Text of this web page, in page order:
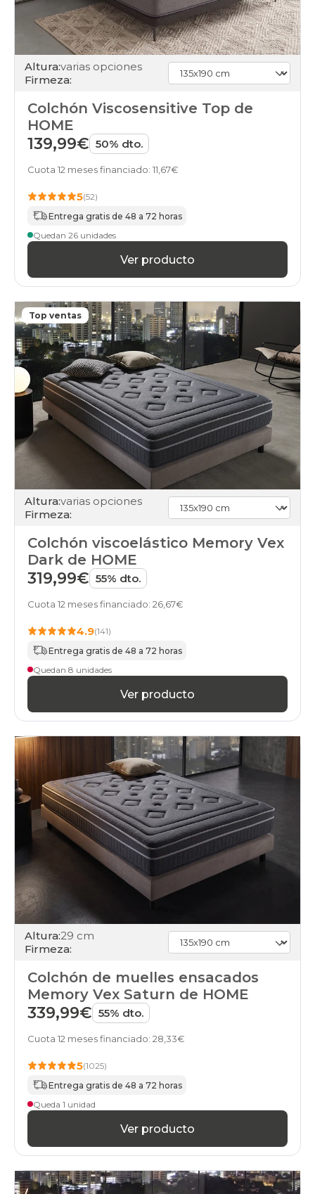
Altura:varias opciones
Firmeza:
Colchón Viscosensitive Top de
HOME
139,99€ 50% dto.
Cuota 12 meses financiado: 11,67€
5(52)
Entrega gratis de 48 a 72 horas
Quedan 26 unidades
Ver producto
Top ventas
Altura:varias opciones
Firmeza:
Colchón viscoelástico Memory Vex
Dark de HOME
319,99€ 55% dto.
Cuota 12 meses financiado: 26,67€
4.9(141)
Entrega gratis de 48 a 72 horas
Quedan 8 unidades
Ver producto
Altura:29 cm
Firmeza:
Colchón de muelles ensacados
Memory Vex Saturn de HOME
339,99€ 55% dto.
Cuota 12 meses financiado: 28,33€
5(1025)
Entrega gratis de 48 a 72 horas
Queda 1 unidad
Ver producto